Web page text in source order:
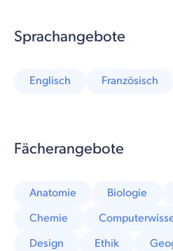
Sprachangebote
Englisch Französisch
Fächerangebote
Anatomie Biologie
Chemie
Design
Ethik